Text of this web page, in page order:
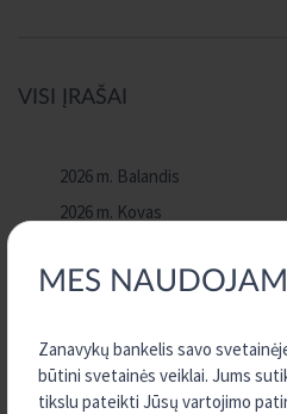
MES
Zanavykų bankelis savo
būtini svetainės veiklai. Jums
tikslu pateikti Jūsų vartojimo
VISI ĮRAŠAI
2026 m. Balandis
2026 m. Kovas
2025 m. Rugsėjis
2025 m. Liepa
2025 m. Birželis